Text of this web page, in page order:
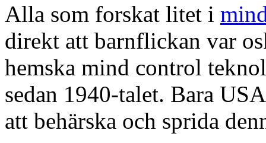
Alla som forskat litet i
direkt att barnflickan var
hemska mind control
sedan 1940-talet. Bara
att behärska och sprida